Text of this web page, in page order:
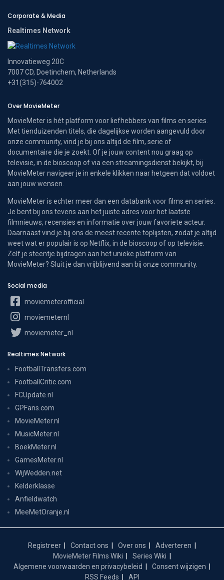
Corporate & Media
Realtimes Network
Innovatieweg 20C
7007 CD, Doetinchem, Netherlands
+31(315)-764002
Over MovieMeter
MovieMeter is hét platform voor liefhebbers van films en series.
Met tienduizenden titels, die dagelijkse worden aangevuld door
onze community, vind je bij ons altijd de film, serie of
documentaire die je zoekt. Of je jouw content nou graag op
televisie, in de bioscoop of via een streamingsdienst bekijkt, bij
MovieMeter navigeer je in enkele klikken naar hetgeen dat voldoet
aan jouw wensen.
MovieMeter is echter meer dan een databank voor films en series.
Je bent bij ons tevens aan het juiste adres voor het laatste
filmnieuws, recensies en informatie over jouw favoriete acteur.
Daarnaast vind je bij ons de meest recente toplijsten, zodat je altijd
weet wat er populair is op Netflix, in de bioscoop of op televisie.
Zelf je steentje bijdragen aan het unieke platform van
MovieMeter? Sluit je dan vrijblijvend aan bij onze community.
Social media
moviemeterofficial
moviemeternl
moviemeter_nl
Realtimes Network
FootballTransfers.com
FootballCritic.com
FCUpdate.nl
GPFans.com
MovieMeter.nl
MusicMeter.nl
BoekMeter.nl
GamesMeter.nl
WijWedden.net
Kelderklasse
Anfieldwatch
MeeMetOranje.nl
Registreer Contact ons Over ons
Adverteren
MovieMeter Films Wiki
Series Wiki
Algemene voorwaarden en privacybeleid
Consent wijzigen
RSS Feeds
API